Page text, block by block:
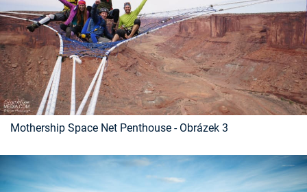
Mothership Space Net Penthouse - Obrázek 3